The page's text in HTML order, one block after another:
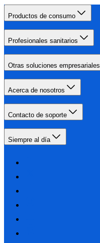
Productos de consumo
Profesionales sanitarios
Otras soluciones empresariales
Acerca de nosotros
Contacto de soporte
Siempre al día